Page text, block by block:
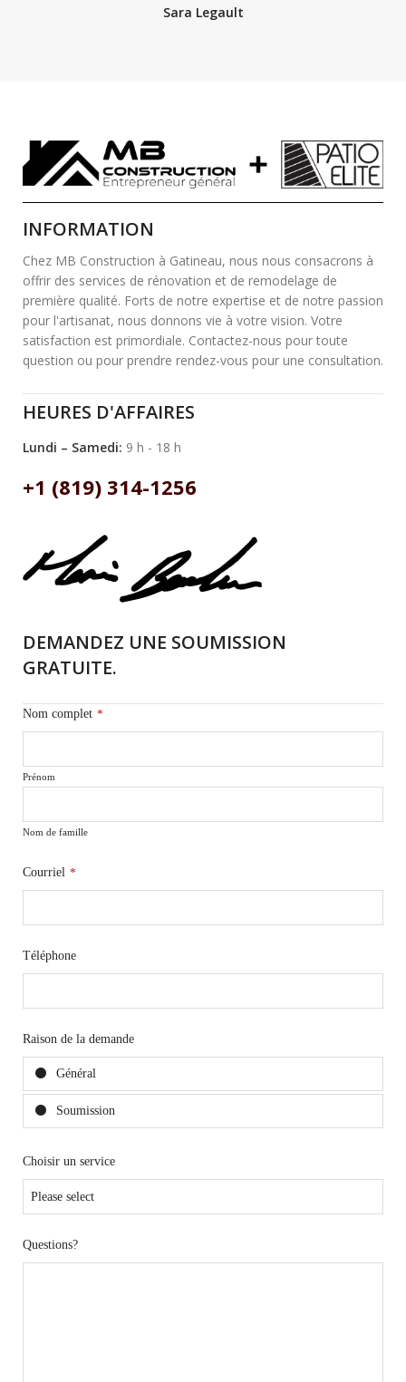
Sara Legault
INFORMATION
Chez MB Construction à Gatineau, nous nous consacrons à
offrir des services de rénovation et de remodelage de
première qualité. Forts de notre expertise et de notre passion
pour l'artisanat, nous donnons vie à votre vision. Votre
satisfaction est primordiale. Contactez-nous pour toute
question ou pour prendre rendez-vous pour une consultation.
HEURES D'AFFAIRES
Lundi – Samedi: 9 h - 18 h
+1 (819) 314-1256
DEMANDEZ UNE SOUMISSION
GRATUITE.
Nom complet *
Prénom
Nom de famille
Courriel *
Téléphone
Raison de la demande
Général
Soumission
Choisir un service
Questions?